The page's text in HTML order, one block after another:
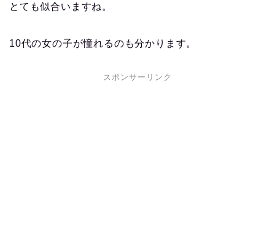
とても似合いますね。
10代の女の子が憧れるのも分かります。
スポンサーリンク